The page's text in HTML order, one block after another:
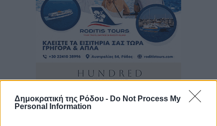
Δημοκρατική της Ρόδου - Do Not Process My
Personal Information